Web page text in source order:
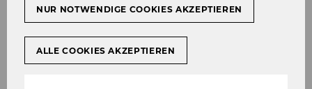
NUR NOTWENDIGE COOKIES AKZEPTIEREN
ALLE COOKIES AKZEPTIEREN